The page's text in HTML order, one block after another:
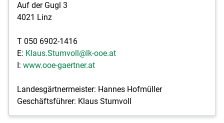
Auf der Gugl 3
4021 Linz
T 050 6902-1416
E: Klaus.Stumvoll@lk-ooe.at
I: www.ooe-gaertner.at
Landesgärtnermeister: Hannes Hofmüller
Geschäftsführer: Klaus Stumvoll